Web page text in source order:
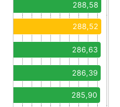
288,58
288,52
286,63
286,39
285,90